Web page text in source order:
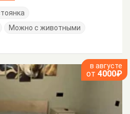
Можно с животными
в августе
от 4000₽